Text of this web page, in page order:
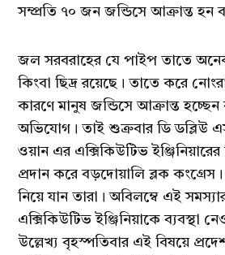
সম্প্রতি ৭০ জন জন্ডিসে আক্রান্ত
জল সরবরাহের যে পাইপ তাতে
কিংবা ছিদ্র রয়েছে। তাতে করে
কারণে মানুষ জন্ডিসে আক্রান্ত হচ্ছেন
অভিযোগ। তাই শুক্রবার ডি ডব্লিউ
ওয়ান এর এক্সিকিউটিভ
প্রদান করে বড়দোয়ালি ব্লক
নিয়ে যান তারা। অবিলম্বে এই
এক্সিকিউটিভ ইঞ্জিনিয়াকে ব্যবস্থা
উল্লেখ্য বৃহস্পতিবার এই বিষয়ে